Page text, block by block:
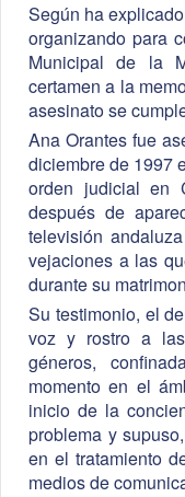
Según ha
organizando para
Municipal de la
certamen a la
asesinato se
Ana Orantes fue
diciembre de 1997
orden judicial en
después de
televisión
vejaciones a las
durante su
Su testimonio, el
voz y rostro a
géneros,
momento en el
inicio de la
problema y
en el tratamiento
medios de